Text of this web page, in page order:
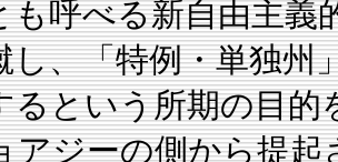
も呼べる新自由主義
し、「特例・単独州
るという所期の目
アジーの側から提